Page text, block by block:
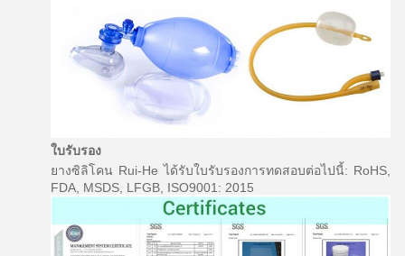
ใบรับรอง
ยางซิลิโคน Rui-He ได้รับใบรับรองการทดสอบต่อไปนี้: RoHS,
FDA, MSDS, LFGB, ISO9001: 2015